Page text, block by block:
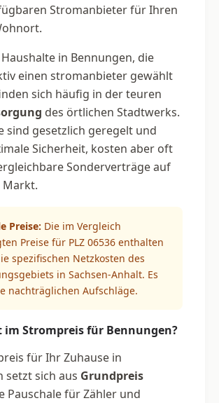
Stromanbieter für Ihren
in Bennungen, die
einen stromanbieter gewählt
sich häufig in der teuren
des örtlichen Stadtwerks.
sind gesetzlich geregelt und
Sicherheit, kosten aber oft
Sonderverträge auf
Markt.
Preise: Die im Vergleich
Preise für PLZ 06536 enthalten
spezifischen Netzkosten des
in Sachsen-Anhalt. Es
nachträglichen Aufschläge.
im Strompreis für Bennungen?
für Ihr Zuhause in
setzt sich aus Grundpreis
Pauschale für Zähler und